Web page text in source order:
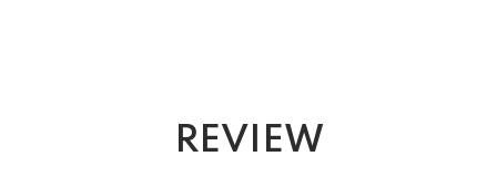
REVIEW